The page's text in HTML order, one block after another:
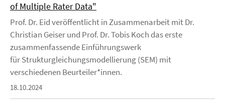
of Multiple Rater Data"
Prof. Dr. Eid veröffentlicht in Zusammenarbeit mit Dr.
Christian Geiser und Prof. Dr. Tobis Koch das erste
zusammenfassende Einführungswerk
für Strukturgleichungsmodellierung (SEM) mit
verschiedenen Beurteiler*innen.
18.10.2024